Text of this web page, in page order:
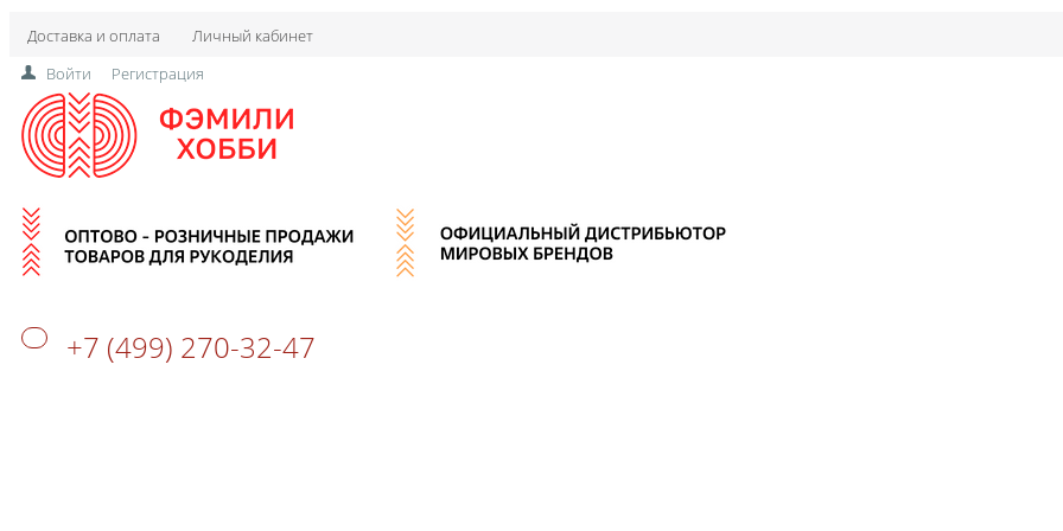
Доставка и оплата Личный кабинет
Войти Регистрация
+7 (499) 270-32-47